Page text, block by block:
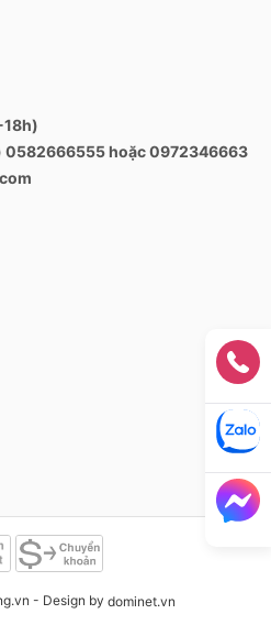
0582666555 hoặc 0972346663
- Design by dominet.vn